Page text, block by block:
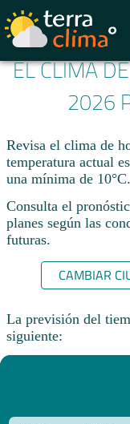
EL CLIMA
2026
Revisa el clima de
temperatura actual
una mínima de 10°C.​
Consulta el
planes según las
futuras.
CAMBIAR
La previsión del
siguiente: